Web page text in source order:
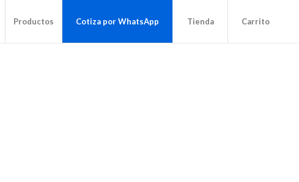
Productos Cotiza por WhatsApp Tienda Carrito